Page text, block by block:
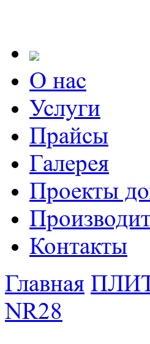
О нас
Услуги
Прайсы
Галерея
Проекты
Контакты
Главная
NR28